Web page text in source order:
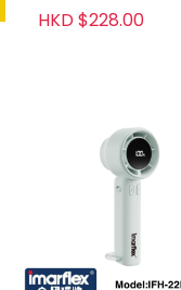
HKD $228.00